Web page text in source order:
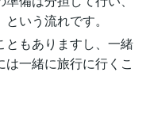
いう流れです。
ともありますし、一緒
一緒に旅行に行くこ